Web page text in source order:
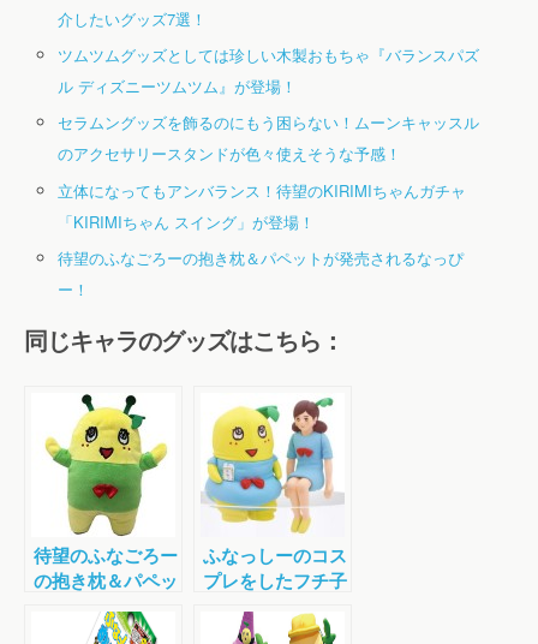
介したいグッズ7選！
ツムツムグッズとしては珍しい木製おもちゃ『バランスパズ
ル ディズニーツムツム』が登場！
セラムングッズを飾るのにもう困らない！ムーンキャッスル
のアクセサリースタンドが色々使えそうな予感！
立体になってもアンバランス！待望のKIRIMIちゃんガチャ
「KIRIMIちゃん スイング」が登場！
待望のふなごろーの抱き枕＆パペットが発売されるなっぴ
ー！
同じキャラのグッズはこちら：
待望のふなごろー
の抱き枕＆パペッ
トが発売されるな
っぴー！
ふなっしーのコス
プレをしたフチ子
さんもかわいい！
「コップのフチ子